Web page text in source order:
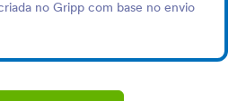
no Gripp com base no envio